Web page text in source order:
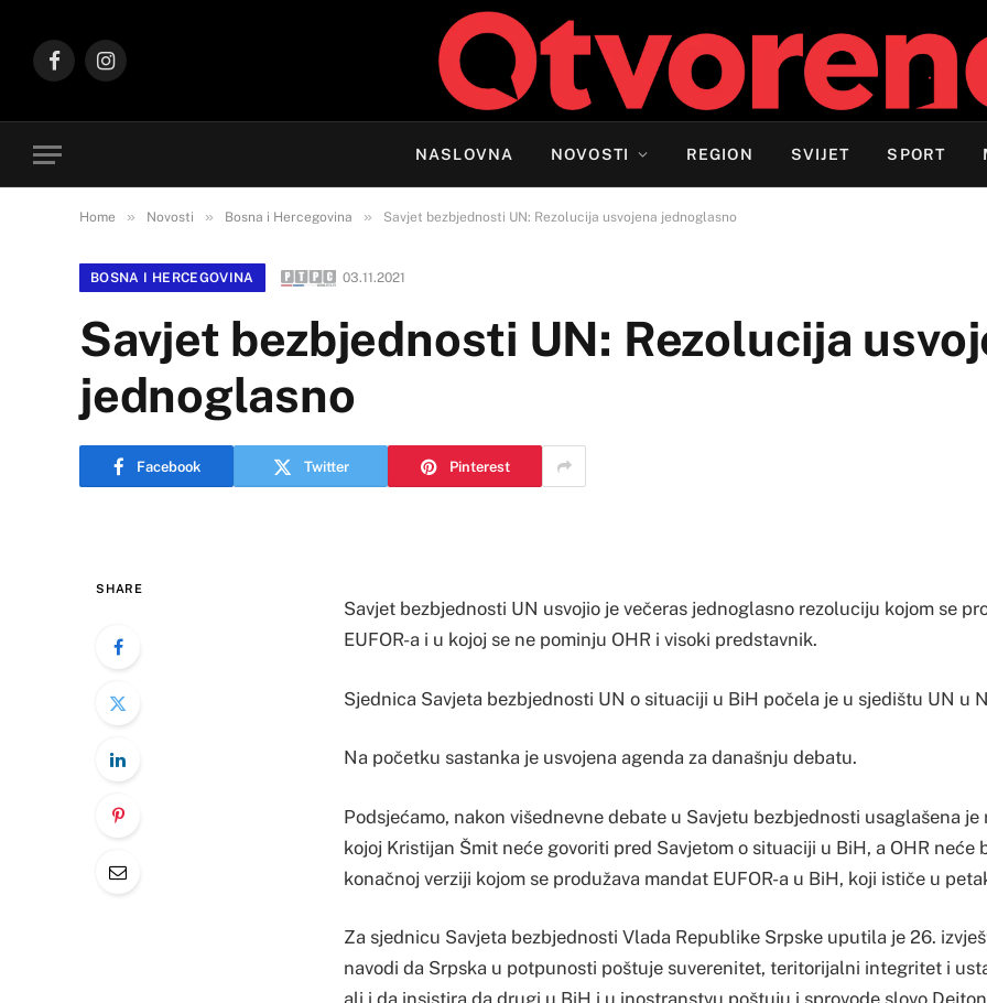
FacebookInstagram
NASLOVNA NOVOSTI REGION SVIJET SPORT
Home » Novosti » Bosna i Hercegovina » Savjet bezbjednosti UN: Rezolucija usvojena jednoglasno
BOSNA I HERCEGOVINA 03.11.2021
Savjet bezbjednosti UN: Rezolucija
jednoglasno
Facebook Twitter Pinterest
SHARE
Savjet bezbjednosti UN usvojio je večeras jednoglasno rezoluciju kojom se
EUFOR-a i u kojoj se ne pominju OHR i visoki predstavnik.
Sjednica Savjeta bezbjednosti UN o situaciji u BiH počela je u sjedištu UN u
Na početku sastanka je usvojena agenda za današnju debatu.
Podsjećamo, nakon višednevne debate u Savjetu bezbjednosti usaglašena je
kojoj Kristijan Šmit neće govoriti pred Savjetom o situaciji u BiH, a OHR neće
konačnoj verziji kojom se produžava mandat EUFOR-a u BiH, koji ističe u
Za sjednicu Savjeta bezbjednosti Vlada Republike Srpske uputila je 26.
navodi da Srpska u potpunosti poštuje suverenitet, teritorijalni integritet i